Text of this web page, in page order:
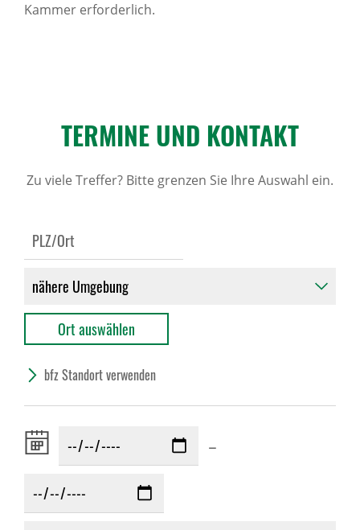
Kammer erforderlich.
TERMINE UND KONTAKT
Zu viele Treffer? Bitte grenzen Sie Ihre Auswahl ein.
bfz Standort verwenden
Zeitraum
von:
–